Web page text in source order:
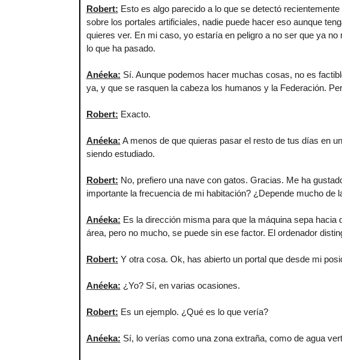
Robert: Esto es algo parecido a lo que se detectó
sobre los portales artificiales, nadie puede hacer eso aunque
quieres ver. En mi caso, yo estaría en peligro a no ser que ya
lo que ha pasado.
Anéeka: Sí. Aunque podemos hacer muchas cosas, no es
ya, y que se rasquen la cabeza los humanos y la Federación.
Robert: Exacto.
Anéeka: A menos de que quieras pasar el resto de tus días en
siendo estudiado.
Robert: No, prefiero una nave con gatos. Gracias. Me ha
importante la frecuencia de mi habitación? ¿Depende mucho de
Anéeka: Es la dirección misma para que la máquina sepa
área, pero no mucho, se puede sin ese factor. El ordenador
Robert: Y otra cosa. Ok, has abierto un portal que desde mi
Anéeka: ¿Yo? Sí, en varias ocasiones.
Robert: Es un ejemplo. ¿Qué es lo que vería?
Anéeka: Sí, lo verías como una zona extraña, como de agua